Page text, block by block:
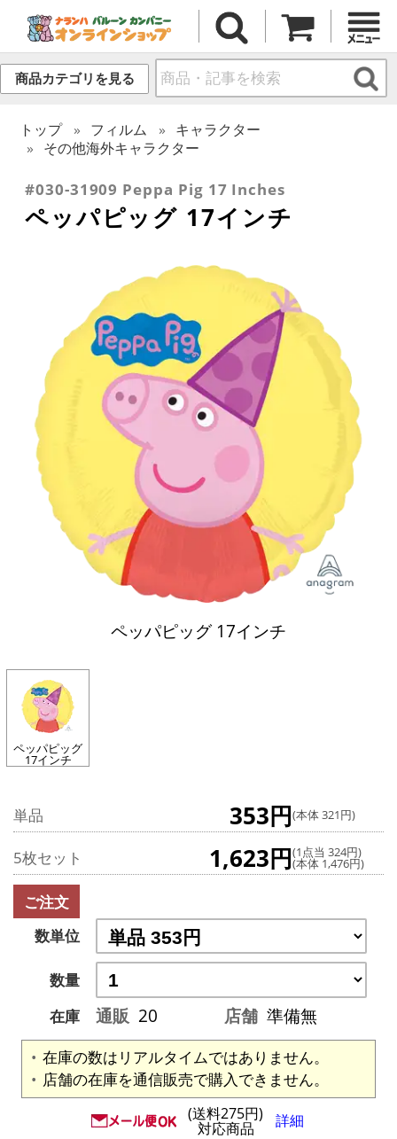
商品カテゴリを見る
トップ フィルム
キャラクター
その他海外キャラクター
#030-31909 Peppa Pig 17 Inches
ペッパピッグ 17インチ
ペッパピッグ 17インチ
ペッパピッグ
17インチ
単品 353円(本体 321円)
5枚セット 1,623円(1点当 324円)
(本体 1,476円)
ご注文
数単位
数量
在庫
通販 20 店舗 準備無
在庫の数はリアルタイムではありません。
店舗の在庫を通信販売で購入できません。
(送料275円)
対応商品 詳細